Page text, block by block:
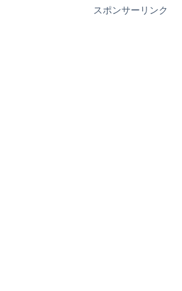
スポンサーリンク